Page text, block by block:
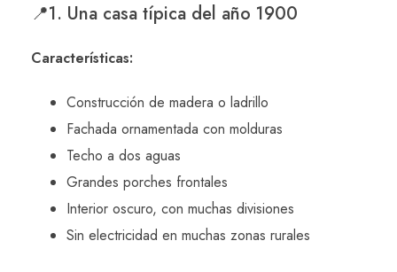
📍1. Una casa típica del año 1900
Características:
Construcción de madera o ladrillo
Fachada ornamentada con molduras
Techo a dos aguas
Grandes porches frontales
Interior oscuro, con muchas divisiones
Sin electricidad en muchas zonas rurales